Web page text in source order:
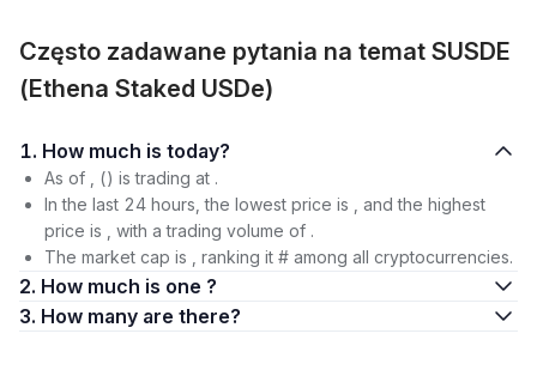
Często zadawane pytania na temat SUSDE
(Ethena Staked USDe)
1. How much is today?
As of , () is trading at .
In the last 24 hours, the lowest price is , and the highest
price is , with a trading volume of .
The market cap is , ranking it # among all cryptocurrencies.
2. How much is one ?
3. How many are there?